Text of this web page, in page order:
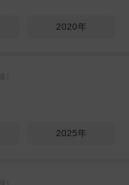
2020年
2025年